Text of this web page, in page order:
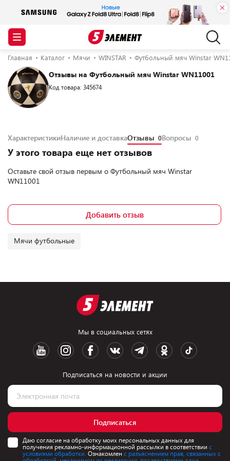
Главная Каталог Мячи WINSTAR Футбольный мяч Winstar
Отзывы на Футбольный мяч Winstar WN11001
Код товара: 345674
ХарактеристикиНаличие и доставкаОтзывы 0Вопросы 0
У этого товара еще нет отзывов
Оставьте свой отзыв первым о Футбольный мяч Winstar
WN11001
Добавить отзыв
Мячи футбольные
Мы в социальных сетях
Подписаться на новости и акции
Подписаться
Даю согласие на обработку моих персональных данных для
получения рекламно-информационной рассылки в соответствии с
условиями обработки. Ознакомлен с разъяснением прав, связанных с